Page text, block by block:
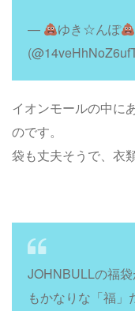
— ゆき☆んぽ
イオンモールの中に
のです。
袋も丈夫そうで、衣
JOHNBULLの福
もかなりな「福